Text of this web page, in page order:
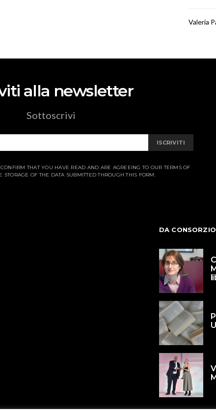
Valeria
alla newsletter
Sottoscrivi
ISCRIVITI
THAT YOU HAVE READ AND ARE AGREEING TO OUR TERMS OF
STORAGE OF THE DATA SUBMITTED THROUGH THIS FORM.
DA